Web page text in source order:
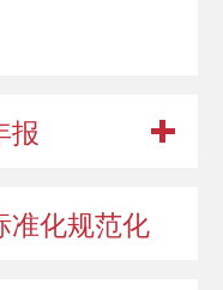
报
准化规范化